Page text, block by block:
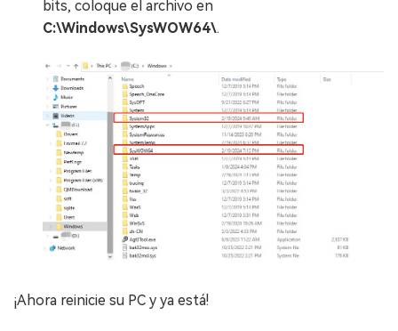
bits, coloque el archivo en
C:\Windows\SysWOW64\.
¡Ahora reinicie su PC y ya está!